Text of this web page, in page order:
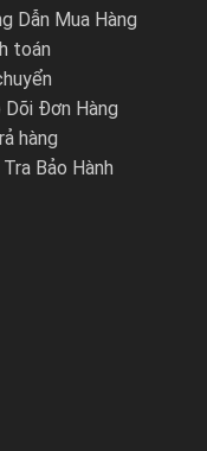
Dẫn Mua Hàng
toán
Dõi Đơn Hàng
hàng
Bảo Hành